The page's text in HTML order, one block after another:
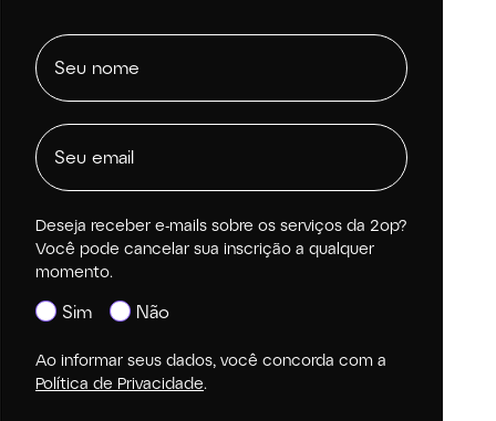
Deseja receber e-mails sobre os serviços da 2op?
Você pode cancelar sua inscrição a qualquer
momento.
Sim Não
Ao informar seus dados, você concorda com a
Política de Privacidade.